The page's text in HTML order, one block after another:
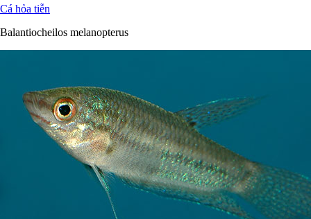
Cá hỏa tiễn
Balantiocheilos melanopterus